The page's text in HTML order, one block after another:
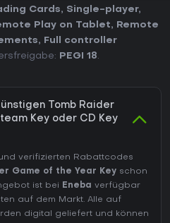
Cards, Single-player,
Play on Tablet,
Remote
,
Full controller
PEGI 18.
Tomb Raider
Key oder CD Key
verifizierten Rabattcodes
Game of the Year Key schon
ist bei Eneba verfügbar
auf dem Markt. Alle auf
digital geliefert und können